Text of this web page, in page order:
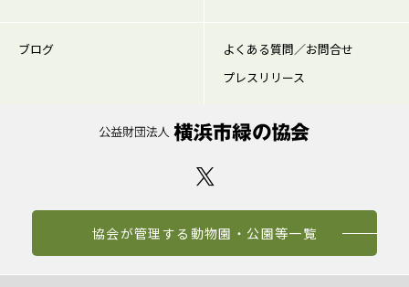
ブログ
よくある質問／お問合せ
プレスリリース
協会が管理する動物園・公園等一覧